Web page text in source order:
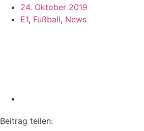
24. Oktober 2019
E1, Fußball, News
Beitrag teilen: